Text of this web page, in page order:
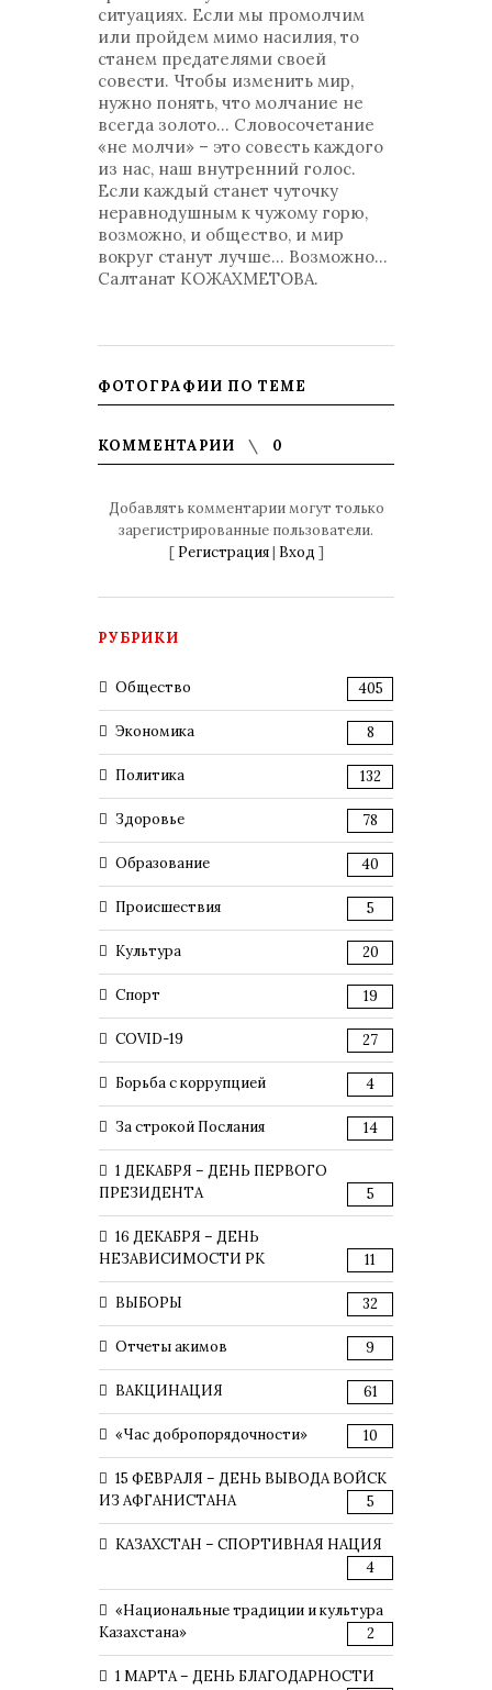
ситуациях. Если мы промолчим
или пройдем мимо насилия, то
станем предателями своей
совести. Чтобы изменить мир,
нужно понять, что молчание не
всегда золото… Словосочетание
«не молчи» – это совесть каждого
из нас, наш внутренний голос.
Если каждый станет чуточку
неравнодушным к чужому горю,
возможно, и общество, и мир
вокруг станут лучше… Возможно…
Салтанат КОЖАХМЕТОВА.
ФОТОГРАФИИ ПО ТЕМЕ
КОММЕНТАРИИ 0
Добавлять комментарии могут только
зарегистрированные пользователи.
[ Регистрация| Вход ]
РУБРИКИ
Общество 405
Экономика 8
Политика 132
Здоровье 78
Образование 40
Происшествия 5
Культура 20
Спорт 19
COVID-19 27
Борьба с коррупцией 4
За строкой Послания 14
1 ДЕКАБРЯ – ДЕНЬ ПЕРВОГО
ПРЕЗИДЕНТА
5
16 ДЕКАБРЯ – ДЕНЬ
НЕЗАВИСИМОСТИ РК
11
ВЫБОРЫ 32
Отчеты акимов 9
ВАКЦИНАЦИЯ 61
«Час добропорядочности» 10
15 ФЕВРАЛЯ – ДЕНЬ ВЫВОДА ВОЙСК
ИЗ АФГАНИСТАНА
5
КАЗАХСТАН – СПОРТИВНАЯ НАЦИЯ
4
«Национальные традиции и культура
Казахстана»
2
1 МАРТА – ДЕНЬ БЛАГОДАРНОСТИ